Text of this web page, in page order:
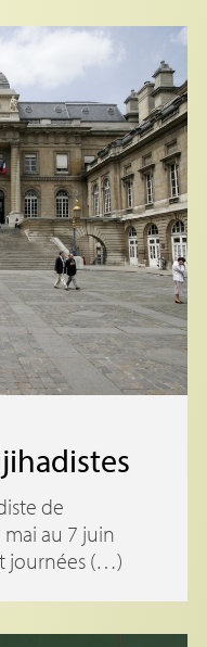
de
mai au 7 juin
journées (…)